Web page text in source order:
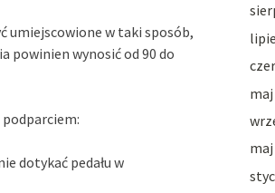
umiejscowione w taki sposób,
powinien wynosić od 90 do
dotykać pedału w
maj